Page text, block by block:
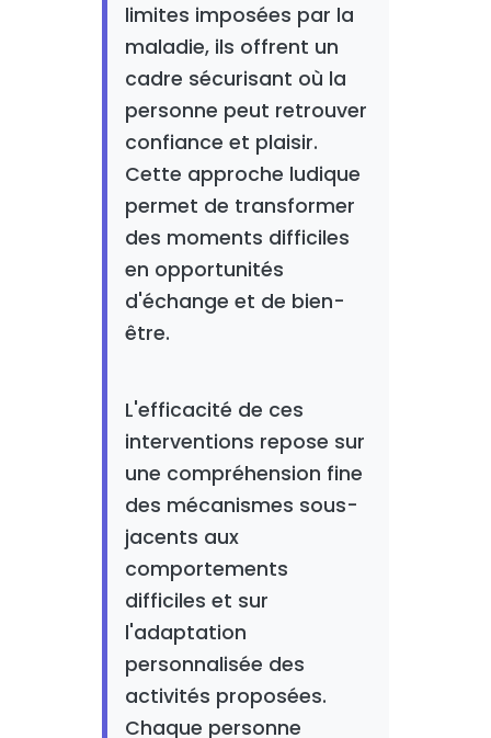
limites imposées par la
maladie, ils offrent un
cadre sécurisant où la
personne peut retrouver
confiance et plaisir.
Cette approche ludique
permet de transformer
des moments difficiles
en opportunités
d'échange et de bien-
être.
L'efficacité de ces
interventions repose sur
une compréhension fine
des mécanismes sous-
jacents aux
comportements
difficiles et sur
l'adaptation
personnalisée des
activités proposées.
Chaque personne